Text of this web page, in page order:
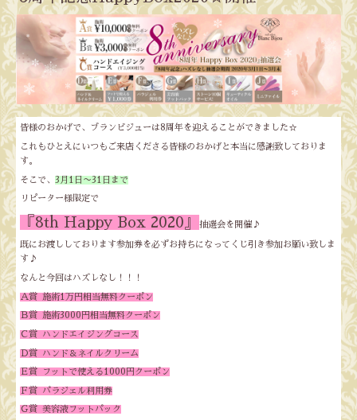
皆様のおかげで、ブランビジューは8周年を迎えることができました☆
これもひとえにいつもご来店くださる皆様のおかげと本当に感謝致しておりま
す。
そこで、 3月1日〜31日まで
リピーター様限定で
『8th Happy Box 2020』 抽選会を開催♪
既にお渡ししております参加券を必ずお持ちになってくじ引き参加お願い致しま
す♪
なんと今回はハズレなし！！！
Ａ賞 施術1万円相当無料クーポン
Ｂ賞 施術3000円相当無料クーポン
Ｃ賞 ハンドエイジングコース
Ｄ賞 ハンド＆ネイルクリーム
Ｅ賞 フットで使える1000円クーポン
Ｆ賞 パラジェル利用券
Ｇ賞 美容液フットパック